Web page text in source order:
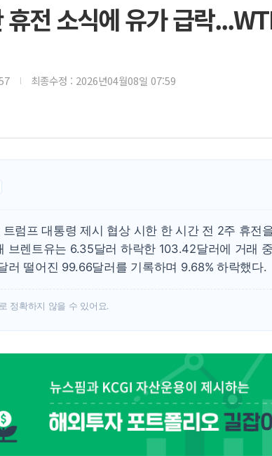
휴전 소식에 유가 급락
최종수정 : 2026년04월08일 07:59
럼프 대통령 제시 협상 시한 한 시간 전 2주 휴전
브렌트유는 6.35달러 하락한 103.42달러에 거래
러 떨어진 99.66달러를 기록하며 9.68% 하락했다.
정확하지 않을 수 있어요.